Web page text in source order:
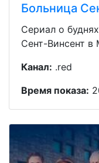
Больница
Сериал о
Сент-Винсент в
Канал: .red
Время показа: